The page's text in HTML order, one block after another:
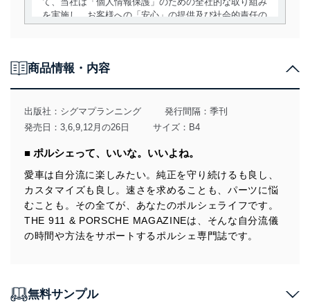
を実施し、お客様への「安心」の提供及び社会的責任の
用目的を明確にし、本人の同意を得たうえで利用目的の
達成に必要な範囲内で適法かつ公正な手段によって取
得・利用・提供を行います。また、当社が保有している
個人情報は、同意を得ずに目的外利用、第三者への提
みを確実にするため、従業者等の教育を徹底してまいり
ます。また、目的外利用を行わないために、適切な管理
措置を講じます。
法令遵守
当社は、個人情報に関連する法令、国が定める指針及び
個人情報の安全管理措置
商品情報・内容
出版社： シグマプランニング
発行間隔：季刊
発売日：3,6,9,12月の26日
サイズ：B4
■ ポルシェって、いいな。いいよね。
愛車は自分流に楽しみたい。純正を守り続けるも良し、
カスタマイズも良し。速さを求めることも、パーツに悩
むことも。その全てが、あなたのポルシェライフです。
THE 911 & PORSCHE MAGAZINEは、そんな自分流儀
の時間や方法をサポートするポルシェ専門誌です。
無料サンプル